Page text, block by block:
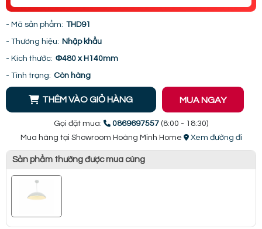
- Mã sản phẩm: THD91
- Thương hiệu: Nhập khẩu
- Kích thước: Φ480 x H140mm
- Tình trạng: Còn hàng
THÊM VÀO GIỎ HÀNG MUA NGAY
Gọi đặt mua: 0869697557 (8:00 - 18:30)
Mua hàng tại Showroom Hoàng Minh Home
Xem đường đi
Sản phẩm thường được mua cùng